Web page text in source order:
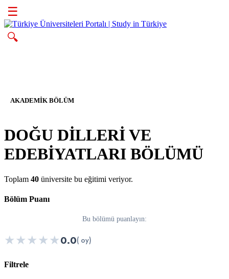
☰
🔍
AKADEMIK BÖLÜM
DOĞU DİLLERİ VE
EDEBİYATLARI BÖLÜMÜ
Toplam 40 üniversite bu eğitimi veriyor.
Bölüm Puanı
Bu bölümü puanlayın:
★★★★★0.0( oy)
Filtrele